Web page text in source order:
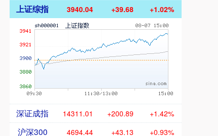
上证综指 3940.04 +39.68 +1.02%
深证成指 14311.01 +200.89 +1.42%
沪深300 4694.44 +43.13 +0.93%